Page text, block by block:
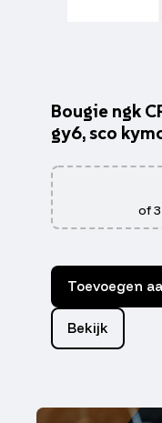
Bougie ngk
gy6, sco
of
Toevoegen
Bekijk